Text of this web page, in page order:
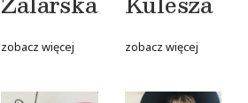
zobacz więcej zobacz więcej